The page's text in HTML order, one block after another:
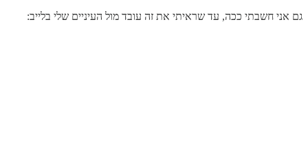
גם אני חשבתי ככה, עד שראיתי את זה עובד מול העיניים שלי בלייב: